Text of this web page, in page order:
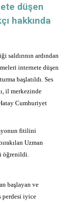
düşen
hakkında
saldırının ardından
internete düşen
başlatıldı. Ses
il merkezinde
Cumhuriyet
fitilini
Uzman
öğrenildi.
başlayan ve
perdesi iyice